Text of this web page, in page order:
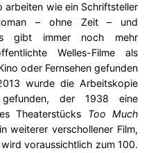
arbeiten wie ein Schriftsteller
– ohne Zeit – und
gibt immer noch mehr
Welles-Filme als
oder Fernsehen gefunden
wurde die Arbeitskopie
der 1938 eine
Theaterstücks Too Much
weiterer verschollener Film,
voraussichtlich zum 100.